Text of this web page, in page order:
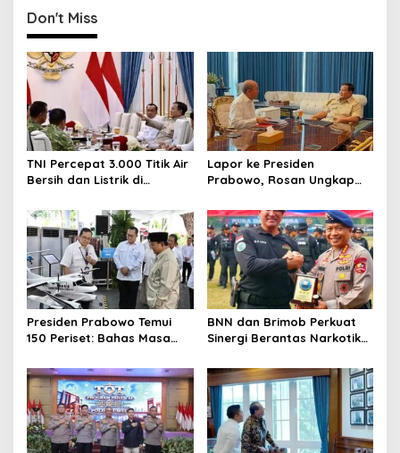
n
a
v
i
g
a
t
i
o
n
Don't Miss
TNI Percepat 3.000 Titik Air
Bersih dan Listrik di
Lapor ke Presiden
Prabowo, Rosan Ungkap
Kampung Haji di Istana
Merdeka
Presiden Prabowo Temui
150 Periset: Bahas Masa
BNN dan Brimob Perkuat
Sinergi Berantas Narkotika